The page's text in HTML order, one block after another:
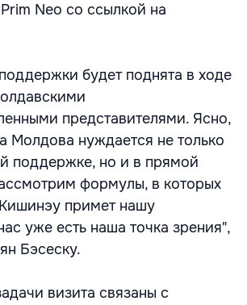
Neo со ссылкой на
будет поднята в ходе
представителями. Ясно,
Молдова нуждается не только
поддержке, но и в прямой
формулы, в которых
примет нашу
уже есть наша точка зрения",
Бэсеску.
визита связаны с